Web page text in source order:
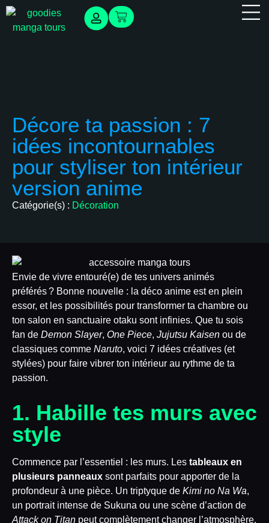
Décore ta passion : 7
idées incontournables
pour styliser ton intérieur
version anime
Catégorie(s) : Décoration
Envie de vivre entouré(e) de tes univers animés
préférés ? Bonne nouvelle : la déco anime est en plein
essor, et les possibilités pour transformer ta chambre ou
ton salon en sanctuaire otaku sont infinies. Que tu sois
fan de Demon Slayer, One Piece, Jujutsu Kaisen ou de
classiques comme Naruto, voici 7 idées créatives (et
stylées) pour faire vibrer ton intérieur au rythme de ta
passion.
1. Habille tes murs avec
style
Commence par l’essentiel : les murs. Les tableaux en
plusieurs panneaux sont parfaits pour apporter de la
profondeur à une pièce. Un triptyque de Kimi no Na Wa,
un portrait intense de Sukuna ou une scène d’action de
Attack on Titan peut complètement changer l’atmosphère.
Panneau de gestion des cookies